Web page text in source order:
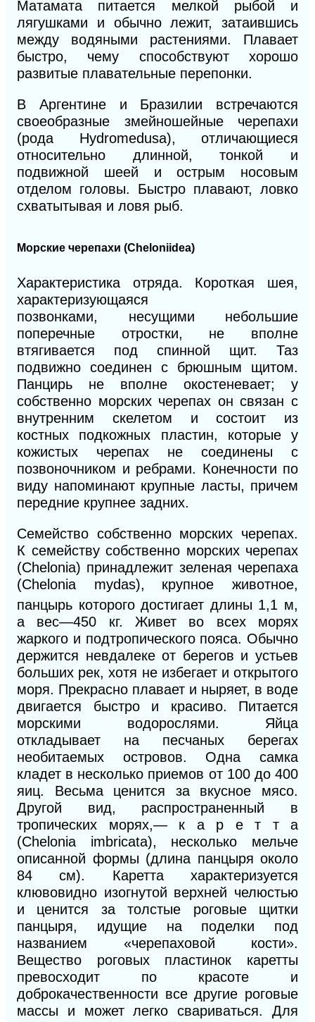
Матамата питается мелкой рыбой и
лягушками и обычно лежит, затаившись
между водяными растениями. Плавает
быстро, чему способствуют хорошо
развитые плавательные перепонки.
В Аргентине и Бразилии встречаются
своеобразные змейношейные черепахи
(рода Hydromedusa), отличающиеся
относительно длинной, тонкой и
подвижной шеей и острым носовым
отделом головы. Быстро плавают, ловко
схватытывая и ловя рыб.
Морские черепахи (Cheloniidea)
Характеристика отряда. Короткая шея,
характеризующаяся
позвонками, несущими небольшие
поперечные отростки, не вполне
втягивается под спинной щит. Таз
подвижно соединен с брюшным щитом.
Панцирь не вполне окостеневает; у
собственно морских черепах он связан с
внутренним скелетом и состоит из
костных подкожных пластин, которые у
кожистых черепах не соединены с
позвоночником и ребрами. Конечности по
виду напоминают крупные ласты, причем
передние крупнее задних.
Семейство собственно морских черепах.
К семейству собственно морских черепах
(Chelonia) принадлежит зеленая черепаха
(Chelonia mydas),
крупное животное,
панцырь которого достигает длины 1,1 м,
а вес—450 кг. Живет во всех морях
жаркого и подтропического пояса. Обычно
держится невдалеке от берегов и устьев
больших рек, хотя не избегает и открытого
моря. Прекрасно плавает и ныряет, в воде
двигается быстро и красиво. Питается
морскими водорослями. Яйца
откладывает на песчаных берегах
необитаемых островов. Одна самка
кладет в несколько приемов от 100 до 400
яиц. Весьма ценится за вкусное мясо.
Другой вид, распространенный в
тропических морях,— к а р е т т a
(Chelonia imbricata), несколько мельче
описанной формы (длина панцыря около
84 см). Каретта характеризуется
клювовидно изогнутой верхней челюстью
и ценится за толстые роговые щитки
панцыря, идущие на поделки под
названием «черепаховой кости».
Вещество роговых пластинок каретты
превосходит по красоте и
доброкачественности все другие роговые
массы и может легко свариваться. Для